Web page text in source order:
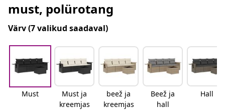
must, polürotang
Värv(7 valikud saadaval)
Must
Must ja
kreemjas
beež ja
kreemjas
Beež ja
hall
Hall